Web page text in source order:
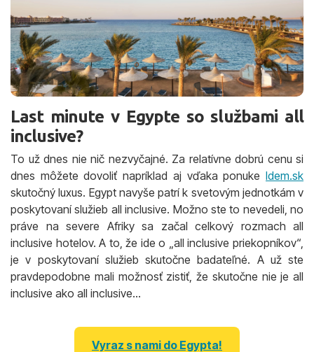
Last minute v Egypte so službami all
inclusive?
To už dnes nie nič nezvyčajné. Za relatívne dobrú cenu si
dnes môžete dovoliť napríklad aj vďaka ponuke Idem.sk
skutočný luxus. Egypt navyše patrí k svetovým jednotkám v
poskytovaní služieb all inclusive. Možno ste to nevedeli, no
práve na severe Afriky sa začal celkový rozmach all
inclusive hotelov. A to, že ide o „all inclusive priekopníkov“,
je v poskytovaní služieb skutočne badateľné. A už ste
pravdepodobne mali možnosť zistiť, že skutočne nie je all
inclusive ako all inclusive…
Vyraz s nami do Egypta!